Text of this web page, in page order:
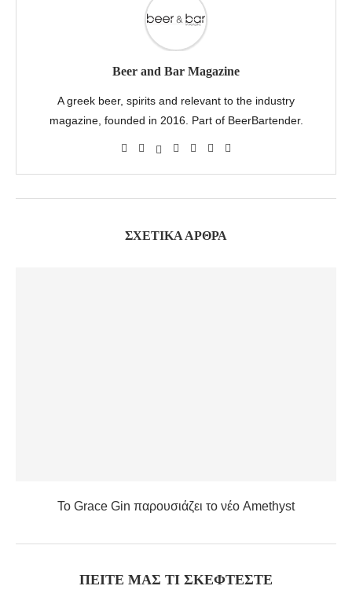
Beer and Bar Magazine
A greek beer, spirits and relevant to the industry
magazine, founded in 2016. Part of BeerBartender.
ΣΧΕΤΙΚΆ ΆΡΘΡΑ
Το Grace Gin παρουσιάζει το νέο Amethyst
ΠΕΊΤΕ ΜΑΣ ΤΙ ΣΚΈΦΤΕΣΤΕ